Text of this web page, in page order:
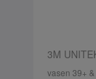
3M
vasen 39+